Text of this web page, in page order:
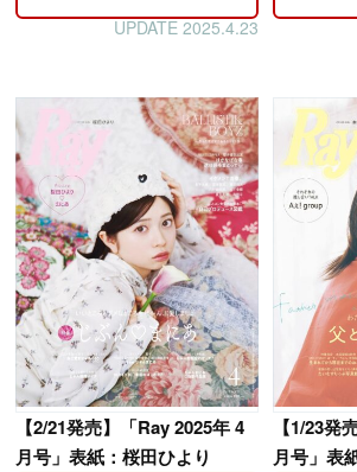
UPDATE 2025.4.23
【2/21発売】「Ray 2025年 4
月号」表紙：桜田ひより
【1/23発
月号」表